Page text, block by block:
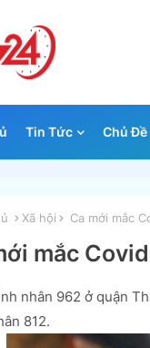
Tin Tức Chủ Đề
Xã hội Ca mới mắc
mắc
nhân 962 ở quận
812.